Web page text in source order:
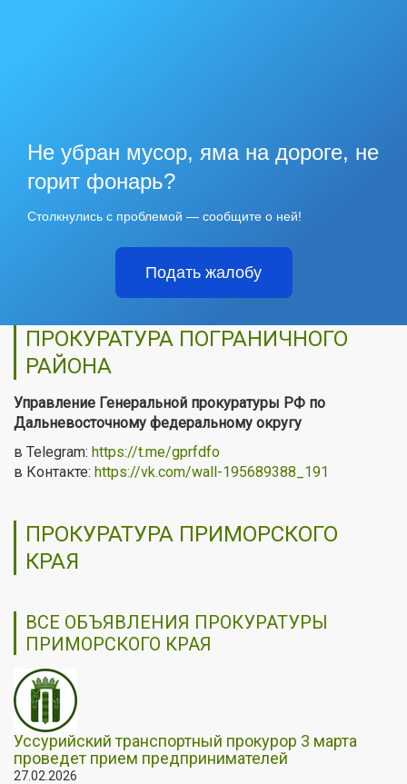
Не убран мусор, яма на дороге, не
горит фонарь?
Столкнулись с проблемой — сообщите о ней!
Подать жалобу
ПРОКУРАТУРА ПОГРАНИЧНОГО
РАЙОНА
Управление Генеральной прокуратуры РФ по
Дальневосточному федеральному округу
в Telegram: https://t.me/gprfdfo
в Контакте: https://vk.com/wall-195689388_191
ПРОКУРАТУРА ПРИМОРСКОГО
КРАЯ
ВСЕ ОБЪЯВЛЕНИЯ ПРОКУРАТУРЫ
ПРИМОРСКОГО КРАЯ
Уссурийский транспортный прокурор 3 марта
проведет прием предпринимателей
27.02.2026